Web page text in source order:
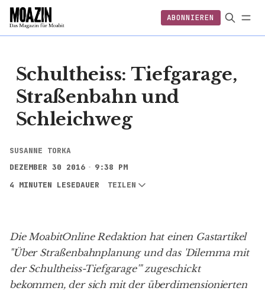
ABONNIEREN
EINLOGGEN
ABONNIEREN
Schultheiss: Tiefgarage,
Straßenbahn und
Schleichweg
SUSANNE TORKA
DEZEMBER 30 2016
9:38 PM
4 MINUTEN LESEDAUER
TEILEN
Die MoabitOnline Redaktionhat einen Gastartikel
"Über Straßenbahnplanung und das 'Dilemma mit
der Schultheiss-Tiefgarage'" zugeschickt
bekommen, der sich mit der überdimensionierten